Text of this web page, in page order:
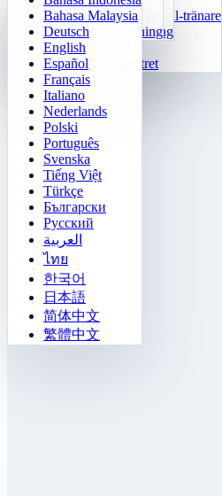
Multiplikationstabell-tränare
24 Snabbräkning
Funktioner
Fyll i talmönstret
Siffer-Klotski
2048
Tetris
Minesvepare
Gomoku
Labyrintuppdrag
Sokoban Utmaning
Målspårning
Snabb urskiljning
Bahasa Malaysia
Deutsch
English
Español
Français
Italiano
Nederlands
Polski
Português
Svenska
Tiếng Việt
Türkçe
Български
Русский
العربية
ไทย
한국어
日本語
简体中文
繁體中文